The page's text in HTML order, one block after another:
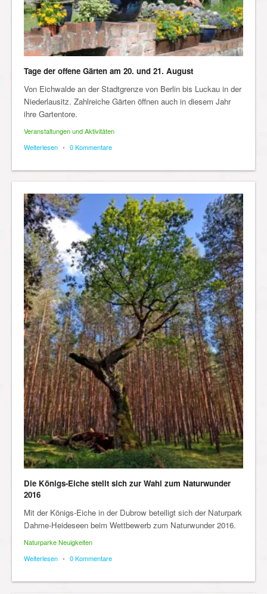
Tage der offene Gärten am 20. und 21. August
Von Eichwalde an der Stadtgrenze von Berlin bis Luckau in der
Niederlausitz. Zahlreiche Gärten öffnen auch in diesem Jahr
ihre Gartentore.
Veranstaltungen und Aktivitäten
Weiterlesen • 0 Kommentare
Die Königs-Eiche stellt sich zur Wahl zum Naturwunder
2016
Mit der Königs-Eiche in der Dubrow beteiligt sich der Naturpark
Dahme-Heideseen beim Wettbewerb zum Naturwunder 2016.
Naturparke Neuigkeiten
Weiterlesen • 0 Kommentare